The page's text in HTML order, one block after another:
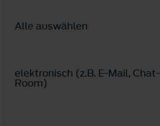
Alle auswählen
elektronisch (z.B. E-Mail, Chat-
Room)